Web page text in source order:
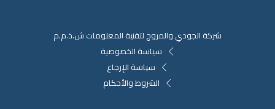
شركة الجودي والمروج لتقنية المعلومات ش.ذ.م.م
سياسة الخصوصية
سياسة الإرجاع
الشروط والأحكام